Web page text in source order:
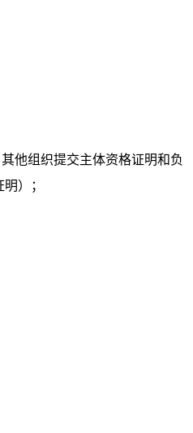
他组织提交主体资格证明和负
）；